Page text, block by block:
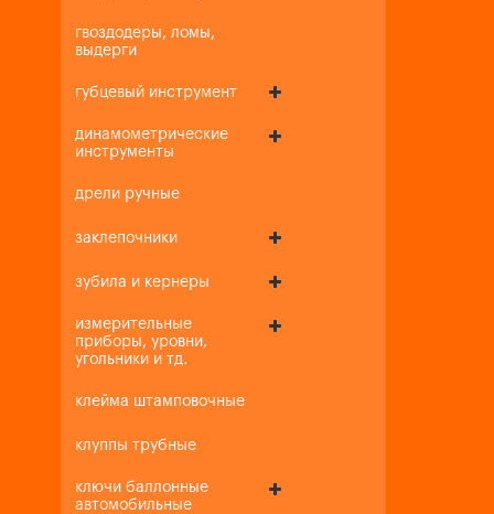
гвоздодеры, ломы,
выдерги
губцевый инструмент
динамометрические
инструменты
дрели ручные
заклепочники
зубила и кернеры
измерительные
приборы, уровни,
угольники и тд.
клейма штамповочные
клуппы трубные
ключи баллонные
автомобильные